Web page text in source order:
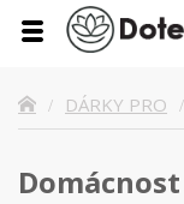
DÁRKY PRO